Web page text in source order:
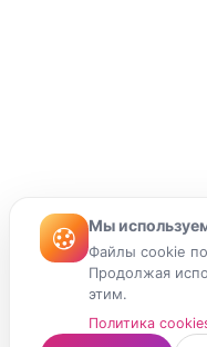
Мы
Файлы cookie
Продолжая
этим.
Политика